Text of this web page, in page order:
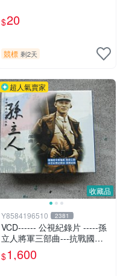
$20
競標 剩2天
收藏品
超人氣賣家
Y8584196510 2381
VCD------ 公視紀錄片 -----孫
立人將軍三部曲---抗戰國軍--
-3片裝
$1,600